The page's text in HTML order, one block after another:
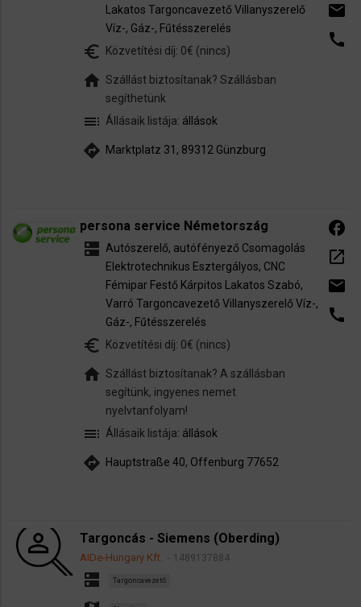
Lakatos TargoncavezetőVillanyszerelő
Víz-, Gáz-, Fűtésszerelés
euro_symbol Közvetítési díj: 0€ (nincs)
home Szállást biztosítanak? Szállásban
segíthetünk
toc Állásaik listája: állások
directions Marktplatz 31, 89312 Günzburg
email
call
persona service Németország
dns Autószerelő, autófényező Csomagolás
Elektrotechnikus Esztergályos, CNC
Fémipar Festő Kárpitos Lakatos Szabó,
Varró TargoncavezetőVillanyszerelőVíz-,
Gáz-, Fűtésszerelés
euro_symbol Közvetítési díj: 0€ (nincs)
home Szállást biztosítanak? A szállásban
segítünk, ingyenes nemet
nyelvtanfolyam!
toc Állásaik listája: állások
directions Hauptstraße 40, Offenburg 77652
facebook
open_in_new
email
call
Targoncás - Siemens (Oberding)
AIDe-Hungary Kft. 1489137884
dns Targoncavezető